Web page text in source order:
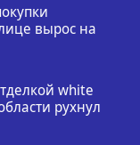
вырос на
white
рухнул